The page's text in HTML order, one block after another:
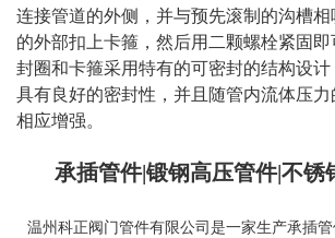
连接管道的外侧，并与预先滚制的沟槽
的外部扣上卡箍，然后用二颗螺栓紧固
封圈和卡箍采用特有的可密封的结构设
具有良好的密封性，并且随管内流体压
相应增强。
承插管件|锻钢高压管件|不锈
温州科正阀门管件有限公司是一家生产承插